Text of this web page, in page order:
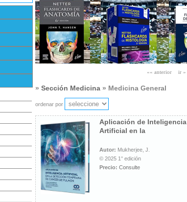
» Sección Medicina » Medicina General
ordenar por
Aplicación de Inteligencia
Artificial en la
Autor: Mukherjee, J.
© 2025 1° edición
Precio: Consulte